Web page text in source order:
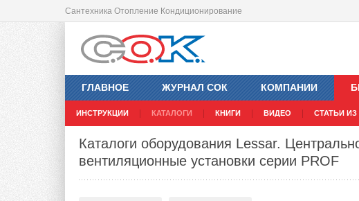
Сантехника Отопление Кондиционирование
ГЛАВНОЕ ЖУРНАЛ СОК КОМПАНИИ
ИНСТРУКЦИИ КАТАЛОГИ КНИГИ ВИДЕО СТАТЬИ
Каталоги оборудования Lessar.
вентиляционные установки серии PROF